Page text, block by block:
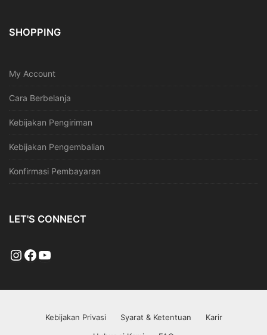
SHOPPING
My Account
Cara Berbelanja
Kebijakan Pengiriman
Kebijakan Pengembalian
Konfirmasi Pembayaran
LET'S CONNECT
Kebijakan Privasi Syarat & Ketentuan
Karir